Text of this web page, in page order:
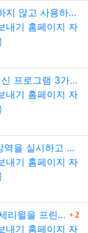
고 사용하는 방법
내기 홈페이지 자
프로그램 3가지
내기 홈페이지 자
시하고 있습니다.
내기 홈페이지 자
사용하시기 바랍니다. 댓글
2
내기 홈페이지 자